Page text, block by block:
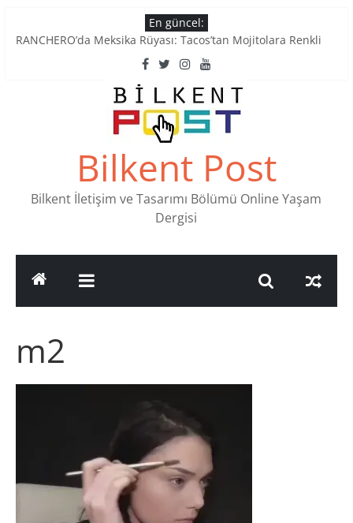
to
En güncel:
RANCHERO’da Meksika Rüyası: Tacos’tan Mojitolara Renkli
Ankara’nın Ruhunu Notalarda Yaşatan 4 Müzik Durağı
Pullardaki tarih: PTT Pul Müzesi
Stamp Collectors Unite: Places to Find Stamps in Ankara
Tatlı Konuşalım: Ankara’nın 4 Köklü Pastanesi
Bilkent Post
Bilkent İletişim ve Tasarımı Bölümü Online Yaşam
Dergisi
m2